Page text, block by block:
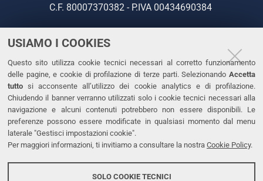
USIAMO I COOKIES
Questo sito utilizza cookie tecnici necessari al corretto funzionamento
delle pagine, e cookie di profilazione di terze parti. Selezionando Accetta
tutto si acconsente all’utilizzo dei cookie analytics e di profilazione.
Chiudendo il banner verranno utilizzati solo i cookie tecnici necessari alla
navigazione e alcuni contenuti potrebbero non essere disponibili. Le
preferenze possono essere modificate in qualsiasi momento dal menu
laterale "Gestisci impostazioni cookie".
Per maggiori informazioni, ti invitiamo a consultare la nostra Cookie Policy.
SOLO COOKIE TECNICI
C.F. 80007370382 - P.IVA 00434690384
CONTATTI
Tel. +39 0532 293111
Fax. +39 0532 293031
PEC
LINKS
Dichiarazione di accessibilità